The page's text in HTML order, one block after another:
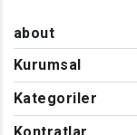
about
Kurumsal
Kategoriler